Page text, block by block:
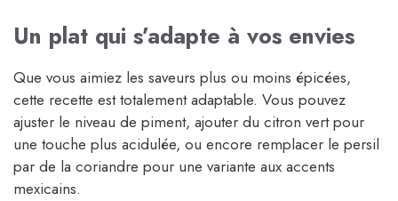
Un plat qui s’adapte à vos envies
Que vous aimiez les saveurs plus ou moins épicées,
cette recette est totalement adaptable. Vous pouvez
ajuster le niveau de piment, ajouter du citron vert pour
une touche plus acidulée, ou encore remplacer le persil
par de la coriandre pour une variante aux accents
mexicains.